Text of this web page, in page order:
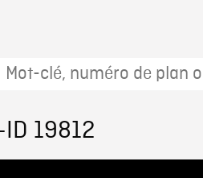
ID 19812